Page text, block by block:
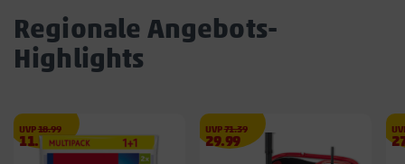
Regionale Angebots-
Highlights
UVP18.99€
Angebotspreis
11.99
11.99
UVP71.39€
Angebotspreis
29.99
29.99